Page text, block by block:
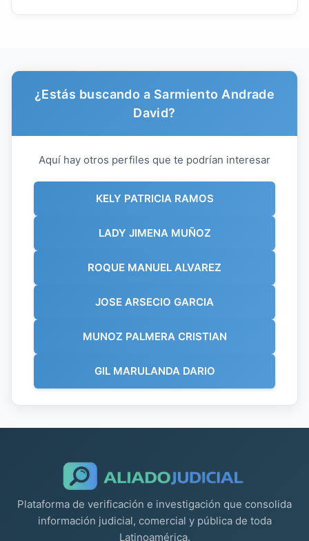
¿Estás buscando a Sarmiento Andrade
David?
Aquí hay otros perfiles que te podrían interesar
KELY PATRICIA RAMOS
LADY JIMENA MUÑOZ
ROQUE MANUEL ALVAREZ
JOSE ARSECIO GARCIA
MUNOZ PALMERA CRISTIAN
GIL MARULANDA DARIO
Plataforma de verificación e investigación que consolida
información judicial, comercial y pública de toda
Latinoamérica.